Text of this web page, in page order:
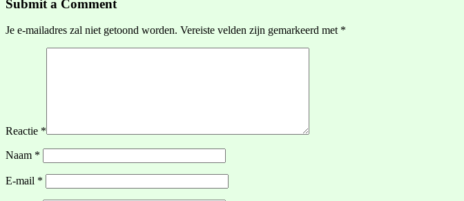
Submit a Comment
Je e-mailadres zal niet getoond worden. Vereiste velden zijn gemarkeerd met *
Reactie *
Naam *
E-mail *